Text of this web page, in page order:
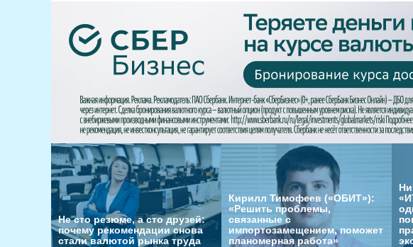
Не сто резюме, а сто друзей:
почему рекомендации снова
стали валютой рынка труда
Кирилл Тимофеев («ОБИТ»):
«Решить проблемы,
связанные с
импортозамещением, поможет
планомерная работа»